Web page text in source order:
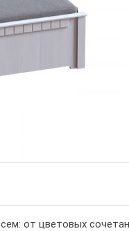
от цветовых